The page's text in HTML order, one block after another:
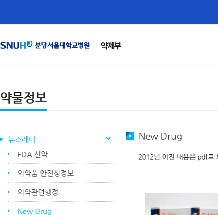
약제부
약물정보
뉴스레터
FDA 신약
의약품 안전성정보
의약관련행정
New Drug
New Drug
2012년 이전 내용은 pdf로